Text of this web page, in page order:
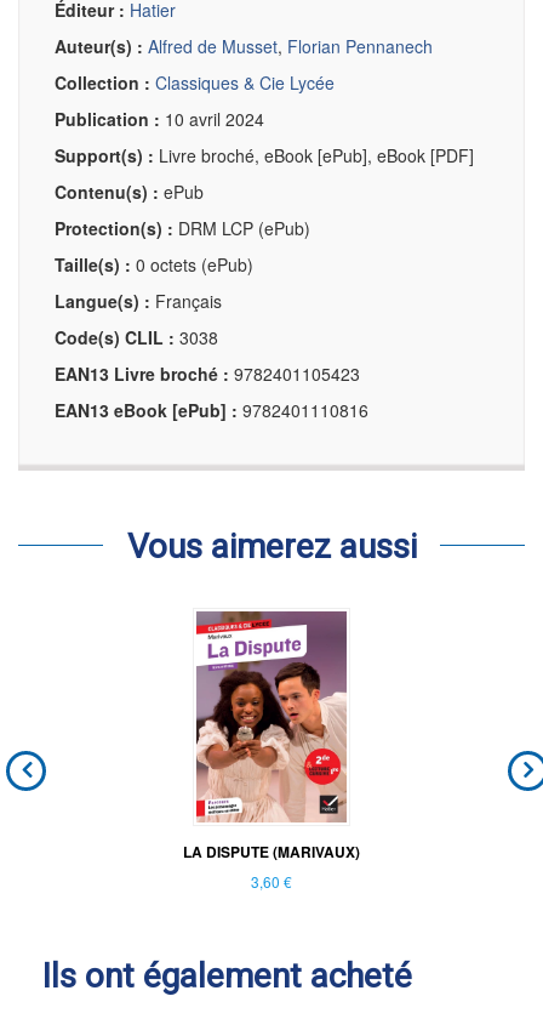
Éditeur : Hatier
Auteur(s) : Alfred de Musset, Florian Pennanech
Collection : Classiques & Cie Lycée
Publication : 10 avril 2024
Support(s) : Livre broché, eBook [ePub], eBook [PDF]
Contenu(s) : ePub
Protection(s) : DRM LCP (ePub)
Taille(s) : 0 octets (ePub)
Langue(s) : Français
Code(s) CLIL : 3038
EAN13 Livre broché : 9782401105423
EAN13 eBook [ePub] : 9782401110816
Vous aimerez aussi
LA DISPUTE (MARIVAUX)
3,60 €
Ils ont également acheté